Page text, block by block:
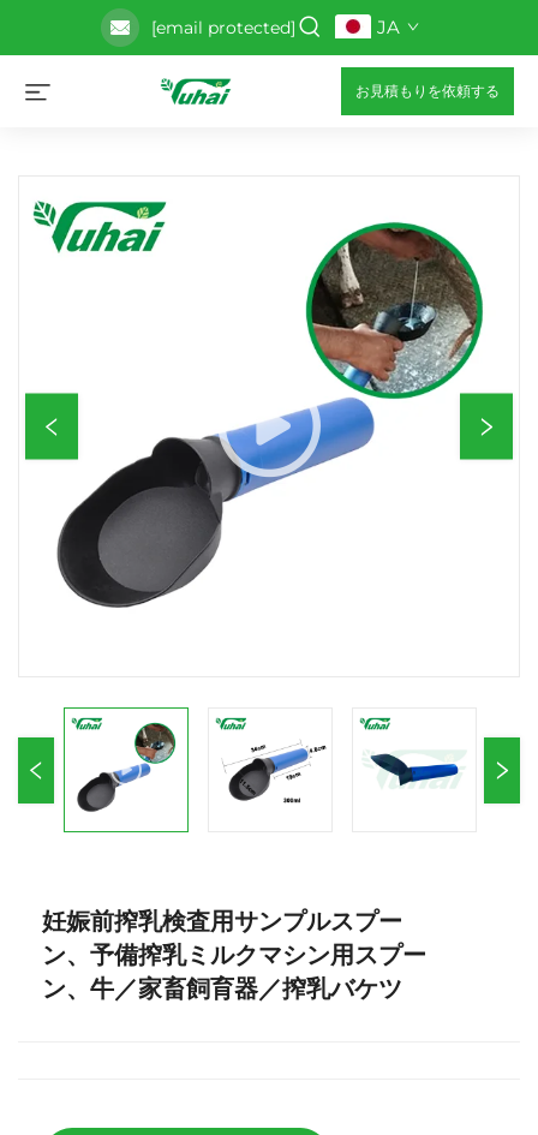
[email protected] JA
お見積もりを依頼する
妊娠前搾乳検査用サンプルスプー
ン、予備搾乳ミルクマシン用スプー
ン、牛／家畜飼育器／搾乳バケツ